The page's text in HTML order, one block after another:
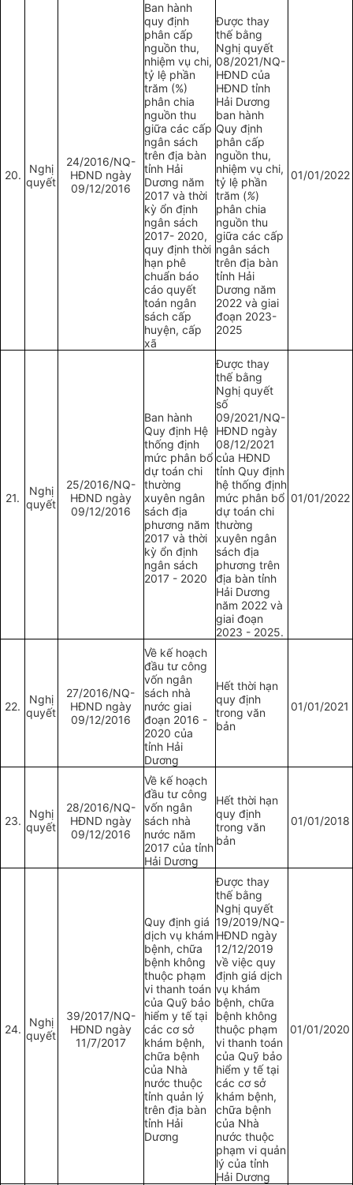
20.
Nghị
quyết
24/2016/NQ-
HĐND ngày
09/12/2016
Ban hành
quy định
phân cấp
nguồn thu,
nhiệm vụ chi,
tỷ lệ phần
trăm (%)
phân chia
nguồn thu
giữa các cấp
ngân sách
trên địa bàn
tỉnh Hải
Dương năm
2017 và thời
kỳ ổn định
ngân sách
2017- 2020,
quy định thời
hạn phê
chuẩn báo
cáo quyết
toán ngân
sách cấp
huyện, cấp
xã
Được thay
thế bằng
Nghị quyết
08/2021/NQ-
HĐND của
HĐND tỉnh
Hải Dương
ban hành
Quy định
phân cấp
nguồn thu,
nhiệm vụ chi,
tỷ lệ phần
trăm (%)
phân chia
nguồn thu
giữa các cấp
ngân sách
trên địa bàn
tỉnh Hải
Dương năm
2022 và giai
đoạn 2023-
2025
01/01/2022
21.
Nghị
quyết
25/2016/NQ-
HĐND ngày
09/12/2016
Ban hành
Quy định Hệ
thống định
mức phân bổ
dự toán chi
thường
xuyên ngân
sách địa
phương năm
2017 và thời
kỳ ổn định
ngân sách
2017 - 2020
Được thay
thế bằng
Nghị quyết
số
09/2021/NQ-
HĐND ngày
08/12/2021
của HĐND
tỉnh Quy định
hệ thống định
mức phân bổ
dự toán chi
thường
xuyên ngân
sách địa
phương trên
địa bàn tỉnh
Hải Dương
năm 2022 và
giai đoạn
2023 - 2025.
01/01/2022
22.
Nghị
quyết
27/2016/NQ-
HĐND ngày
09/12/2016
Về kế hoạch
đầu tư công
vốn ngân
sách nhà
nước giai
đoạn 2016 -
2020 của
tỉnh Hải
Dương
Hết thời hạn
quy định
trong văn
bản
01/01/2021
23.
Nghị
quyết
28/2016/NQ-
HĐND ngày
09/12/2016
Về kế hoạch
đầu tư công
vốn ngân
sách nhà
nước năm
2017 của tỉnh
Hải Dương
Hết thời hạn
quy định
trong văn
bản
01/01/2018
24.
Nghị
quyết
39/2017/NQ-
HĐND ngày
11/7/2017
Quy định giá
dịch vụ khám
bệnh, chữa
bệnh không
thuộc phạm
vi thanh toán
của Quỹ bảo
hiểm y tế tại
các cơ sở
khám bệnh,
chữa bệnh
của Nhà
nước thuộc
tỉnh quản lý
trên địa bàn
tỉnh Hải
Dương
Được thay
thế bằng
Nghị quyết
19/2019/NQ-
HĐND ngày
12/12/2019
về việc quy
định giá dịch
vụ khám
bệnh, chữa
bệnh không
thuộc phạm
vi thanh toán
của Quỹ bảo
hiểm y tế tại
các cơ sở
khám bệnh,
chữa bệnh
của Nhà
nước thuộc
phạm vi quản
lý của tỉnh
Hải Dương
01/01/2020